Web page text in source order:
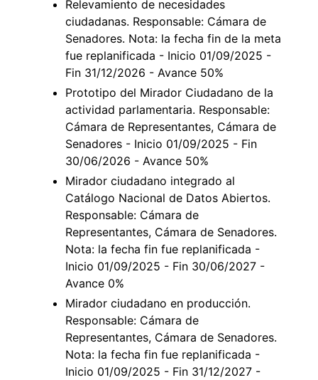
Relevamiento de necesidades
ciudadanas. Responsable: Cámara de
Senadores. Nota: la fecha fin de la meta
fue replanificada - Inicio 01/09/2025 -
Fin 31/12/2026 - Avance 50%
Prototipo del Mirador Ciudadano de la
actividad parlamentaria. Responsable:
Cámara de Representantes, Cámara de
Senadores - Inicio 01/09/2025 - Fin
30/06/2026 - Avance 50%
Mirador ciudadano integrado al
Catálogo Nacional de Datos Abiertos.
Responsable: Cámara de
Representantes, Cámara de Senadores.
Nota: la fecha fin fue replanificada -
Inicio 01/09/2025 - Fin 30/06/2027 -
Avance 0%
Mirador ciudadano en producción.
Responsable: Cámara de
Representantes, Cámara de Senadores.
Nota: la fecha fin fue replanificada -
Inicio 01/09/2025 - Fin 31/12/2027 -